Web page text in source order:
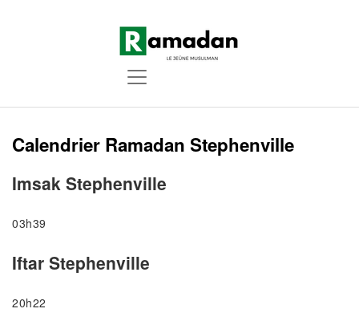
Calendrier Ramadan Stephenville
Imsak Stephenville
03h39
Iftar Stephenville
20h22